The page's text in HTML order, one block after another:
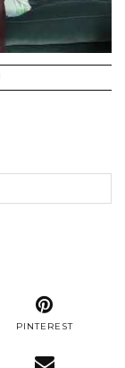
PINTEREST